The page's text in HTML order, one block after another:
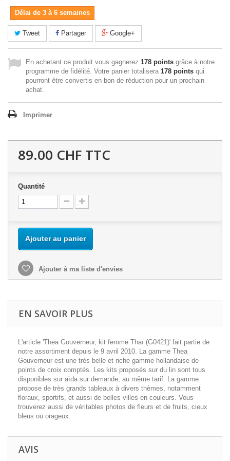
Délai de 3 à 6 semaines
Tweet Partager Google+
En achetant ce produit vous gagnerez 178 points grâce à notre
programme de fidélité. Votre panier totalisera 178 points qui
pourront être convertis en bon de réduction pour un prochain
achat.
Imprimer
89.00 CHF TTC
Quantité
Ajouter au panier
Ajouter à ma liste d'envies
EN SAVOIR PLUS
L'article 'Thea Gouverneur, kit femme Thaï (G0421)' fait partie de
notre assortiment depuis le 9 avril 2010. La gamme Thea
Gouverneur est une très belle et riche gamme hollandaise de
points de croix comptés. Les kits proposés sur du lin sont tous
disponibles sur aïda sur demande, au même tarif. La gamme
propose de très grands tableaux à divers thèmes, notamment
floraux, sportifs, et aussi de belles villes en couleurs. Vous
trouverez aussi de véritables photos de fleurs et de fruits, cieux
bleus ou orageux.
AVIS